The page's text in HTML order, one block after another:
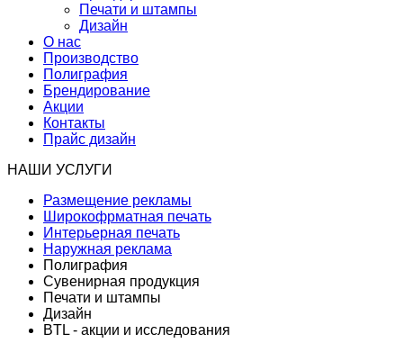
Печати и штампы
Дизайн
О нас
Производство
Полиграфия
Брендирование
Акции
Контакты
Прайс дизайн
НАШИ УСЛУГИ
Размещение рекламы
Широкофрматная печать
Интерьерная печать
Наружная реклама
Полиграфия
Сувенирная продукция
Печати и штампы
Дизайн
BTL - акции и исследования